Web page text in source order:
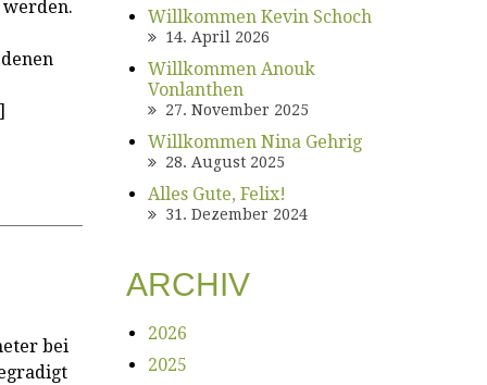
bei
Willkommen Kevin Schoch
14. April 2026
Willkommen Anouk
Vonlanthen
27. November 2025
Willkommen Nina Gehrig
28. August 2025
Alles Gute, Felix!
31. Dezember 2024
ARCHIV
2026
2025